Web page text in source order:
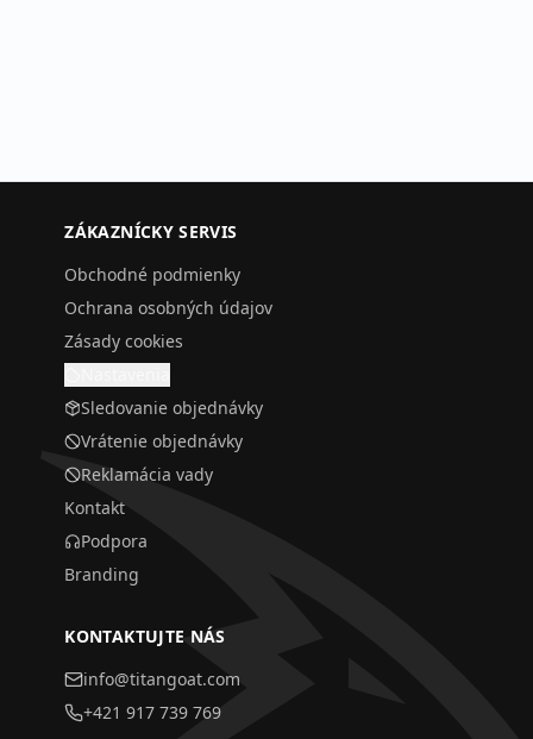
ZÁKAZNÍCKY SERVIS
Obchodné podmienky
Ochrana osobných údajov
Zásady cookies
Sledovanie objednávky
Vrátenie objednávky
Reklamácia vady
Kontakt
Podpora
Branding
KONTAKTUJTE NÁS
info@titangoat.com
+421 917 739 769